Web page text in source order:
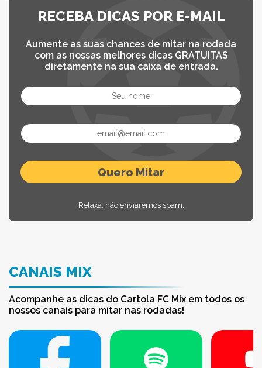
RECEBA DICAS POR E-MAIL
Aumente as suas chances de mitar na rodada
com as nossas melhores dicas GRATUITAS
diretamente na sua caixa de entrada.
Relaxa, não enviaremos spam.
CANAIS MIX
Acompanhe as dicas do Cartola FC Mix em todos os
nossos canais para mitar nas rodadas!